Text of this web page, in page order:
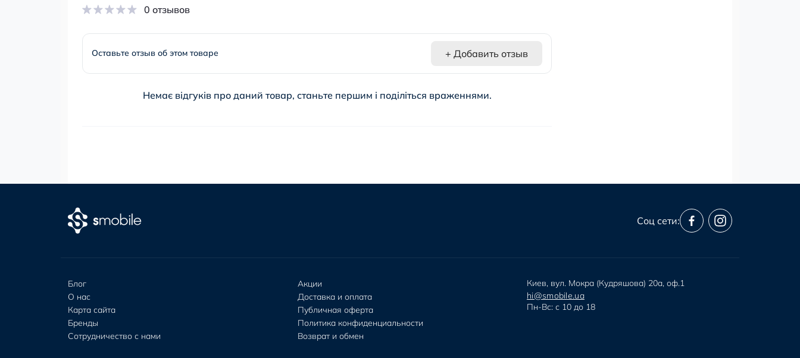
0 отзывов
Оставьте отзыв об этом товаре + Добавить отзыв
Немає відгуків про даний товар, станьте першим і поділіться враженнями.
Соц сети:
Блог
О нас
Карта сайта
Бренды
Сотрудничество с нами
Акции
Доставка и оплата
Публичная оферта
Политика конфиденциальности
Возврат и обмен
Киев, вул. Мокра (Кудряшова) 20а, оф.1
hi@smobile.ua
Пн-Вс: с 10 до 18